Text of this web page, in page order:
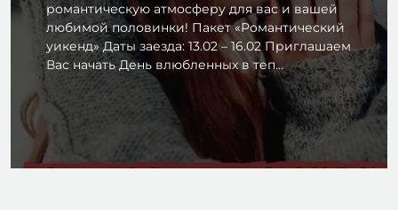
романтическую атмосферу для вас и вашей
любимой половинки! ​ Пакет «Романтический
уикенд» Даты заезда: 13.02 – 16.02 Приглашаем
Вас начать День влюбленных в теп...